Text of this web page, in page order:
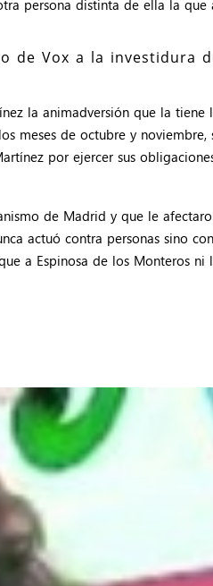
persona distinta de ella la que
de Vox a la investidura
la animadversión que la tiene
meses de octubre y noviembre,
por ejercer sus
de Madrid y que le
actuó contra personas sino
a Espinosa de los Monteros ni